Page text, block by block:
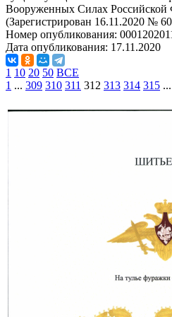
Вооруженных Силах Российской
(Зарегистрирован 16.11.2020 №
Номер опубликования:
Дата опубликования: 17.11.2020
1 10 20 50 ВСЕ
1 ... 309 310 311 312 313 314 315 ...